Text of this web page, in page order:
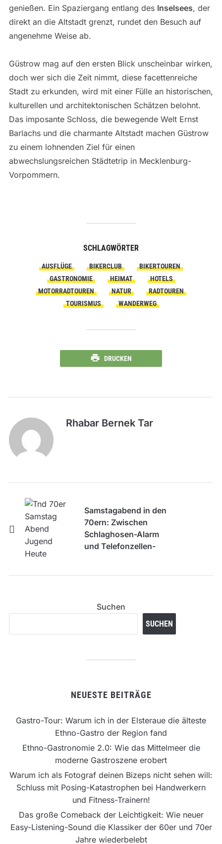
genießen. Ein Spaziergang entlang des Inselsees, der
direkt an die Altstadt grenzt, rundet den Besuch auf
angenehme Weise ab.
Güstrow mag auf den ersten Blick unscheinbar wirken,
doch wer sich die Zeit nimmt, diese facettenreiche
Stadt zu erkunden, wird mit einer Fülle an historischen,
kulturellen und architektonischen Schätzen belohnt.
Das imposante Schloss, die bewegende Welt Ernst
Barlachs und die charmante Altstadt machen Güstrow
zu einem lohnenden Ziel für einen
abwechslungsreichen Städtetrip in Mecklenburg-
Vorpommern.
SCHLAGWÖRTER
AUSFLÜGE BIKERCLUB
BIKERTOUREN
GASTRONOMIE
HEIMAT
HOTELS
MOTORRADTOUREN
NATUR
RADTOUREN
TOURISMUS
WANDERWEG
DRUCKEN
Rhabar Bernek Tar
Samstagabend in den
70ern: Zwischen
Schlaghosen-Alarm
und Telefonzellen-
Suchen
SUCHEN
NEUESTE BEITRÄGE
Gastro-Tour: Warum ich in der Elsteraue die älteste
Ethno-Gastro der Region fand
Ethno-Gastronomie 2.0: Wie das Mittelmeer die
moderne Gastroszene erobert
Warum ich als Fotograf deinen Bizeps nicht sehen will:
Schluss mit Posing-Katastrophen bei Handwerkern
und Fitness-Trainern!
Das große Comeback der Leichtigkeit: Wie neuer
Easy-Listening-Sound die Klassiker der 60er und 70er
Jahre wiederbelebt